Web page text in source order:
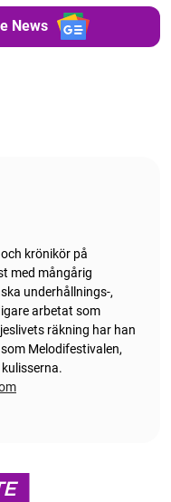
News
krönikör på
med mångårig
underhållnings-,
arbetat som
räkning har han
Melodifestivalen,
kulisserna.